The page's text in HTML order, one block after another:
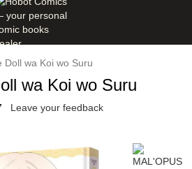
Doll wa Koi wo Suru
wa Koi wo Suru
Leave your feedback